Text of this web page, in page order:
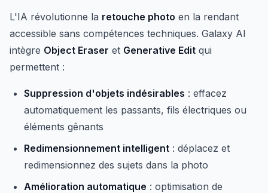
L'IA révolutionne la retouche photo en la rendant
accessible sans compétences techniques. Galaxy AI
intègre Object Eraser et Generative Edit qui
permettent :
Suppression d'objets indésirables : effacez
automatiquement les passants, fils électriques ou
éléments gênants
Redimensionnement intelligent : déplacez et
redimensionnez des sujets dans la photo
Amélioration automatique : optimisation de